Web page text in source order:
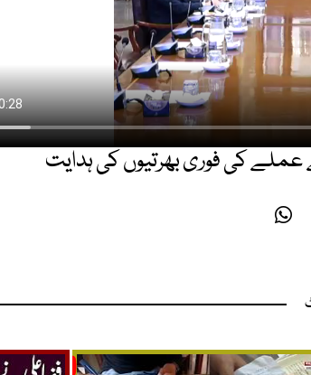
کی فوری بھرتیوں کی ہدایت